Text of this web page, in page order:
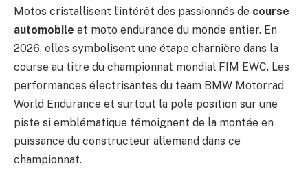
Motos cristallisent l’intérêt des passionnés de course
automobile et moto endurance du monde entier. En
2026, elles symbolisent une étape charnière dans la
course au titre du championnat mondial FIM EWC. Les
performances électrisantes du team BMW Motorrad
World Endurance et surtout la pole position sur une
piste si emblématique témoignent de la montée en
puissance du constructeur allemand dans ce
championnat.